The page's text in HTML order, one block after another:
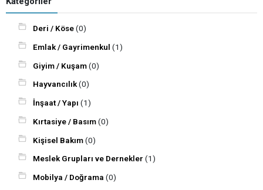
Deri / Köse(0)
Emlak / Gayrimenkul(1)
Giyim / Kuşam(0)
Hayvancılık(0)
İnşaat / Yapı(1)
Kırtasiye / Basım(0)
Kişisel Bakım(0)
Meslek Grupları ve Dernekler(1)
Mobilya / Doğrama(0)